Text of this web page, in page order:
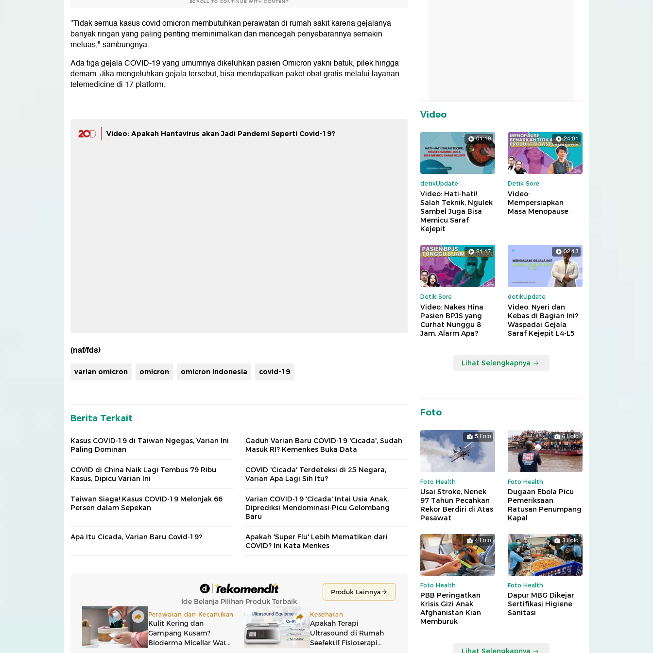
SCROLL TO CONTINUE WITH CONTENT
"Tidak semua kasus covid omicron membutuhkan perawatan di rumah sakit karena gejalanya
banyak ringan yang paling penting meminimalkan dan mencegah penyebarannya semakin
meluas," sambungnya.
Ada tiga gejala COVID-19 yang umumnya dikeluhkan pasien Omicron yakni batuk, pilek hingga
demam. Jika mengeluhkan gejala tersebut, bisa mendapatkan paket obat gratis melalui layanan
telemedicine di 17 platform.
Video: Apakah Hantavirus akan Jadi Pandemi Seperti Covid-19?
(naf/fds)
varian omicron omicron omicron indonesia covid-19
Berita Terkait
Kasus COVID-19 di Taiwan Ngegas, Varian Ini
Paling Dominan
Gaduh Varian Baru COVID-19 'Cicada', Sudah
Masuk RI? Kemenkes Buka Data
COVID di China Naik Lagi Tembus 79 Ribu
Kasus, Dipicu Varian Ini
COVID 'Cicada' Terdeteksi di 25 Negara,
Varian Apa Lagi Sih Itu?
Taiwan Siaga! Kasus COVID-19 Melonjak 66
Persen dalam Sepekan
Varian COVID-19 'Cicada' Intai Usia Anak,
Diprediksi Mendominasi-Picu Gelombang
Baru
Apa Itu Cicada, Varian Baru Covid-19?
Apakah 'Super Flu' Lebih Mematikan dari
COVID? Ini Kata Menkes
Video
01:19
detikUpdate
Video: Hati-hati!
Salah Teknik, Ngulek
Sambel Juga Bisa
Memicu Saraf
Kejepit
24:01
Detik Sore
Video:
Mempersiapkan
Masa Menopause
21:17
Detik Sore
Video: Nakes Hina
Pasien BPJS yang
Curhat Nunggu 8
Jam, Alarm Apa?
02:13
detikUpdate
Video: Nyeri dan
Kebas di Bagian Ini?
Waspadai Gejala
Saraf Kejepit L4-L5
Lihat Selengkapnya
Foto
5 Foto
Foto Health
Usai Stroke, Nenek
97 Tahun Pecahkan
Rekor Berdiri di Atas
Pesawat
6 Foto
Foto Health
Dugaan Ebola Picu
Pemeriksaan
Ratusan Penumpang
Kapal
4 Foto
Foto Health
PBB Peringatkan
Krisis Gizi Anak
Afghanistan Kian
Memburuk
3 Foto
Foto Health
Dapur MBG Dikejar
Sertifikasi Higiene
Sanitasi
Lihat Selengkapnya